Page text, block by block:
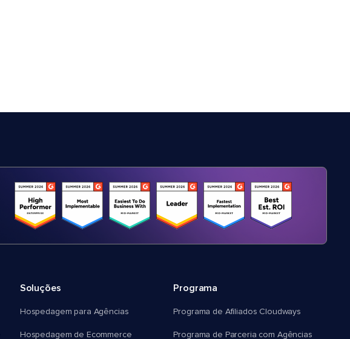
Soluções
Hospedagem para Agências
Hospedagem de Ecommerce
Programa
Programa de Afiliados Cloudways
Programa de Parceria com Agências